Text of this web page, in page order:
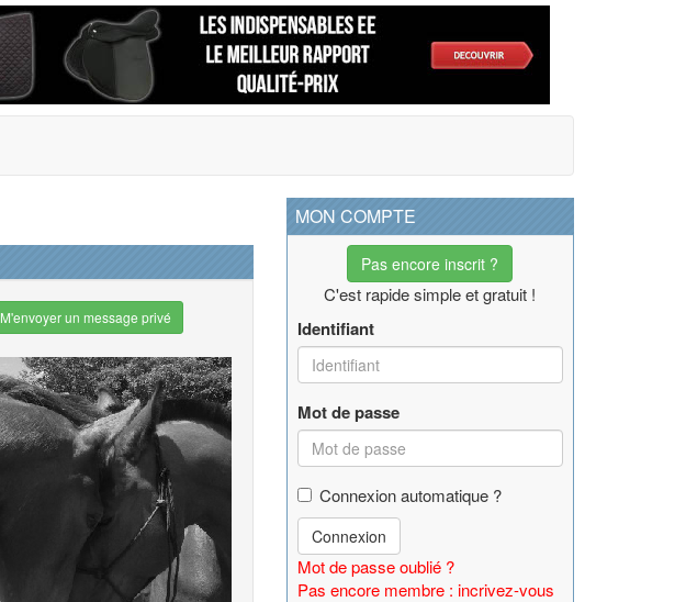
M'envoyer un message privé
MON COMPTE
Pas encore inscrit ?
C'est rapide simple et gratuit !
Identifiant
Mot de passe
Connexion automatique ?
Connexion
Mot de passe oublié ?
Pas encore membre : incrivez-vous